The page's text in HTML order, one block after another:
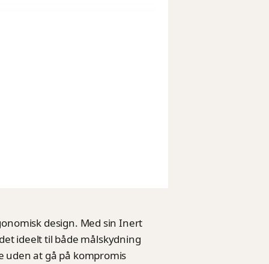
design. Med sin Inert
ideelt til både målskydning
uden at gå på kompromis